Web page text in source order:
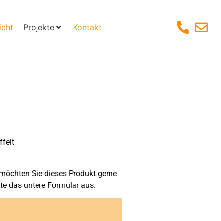
Projekte Kontakt
Sie dieses Produkt gerne
das untere Formular aus.